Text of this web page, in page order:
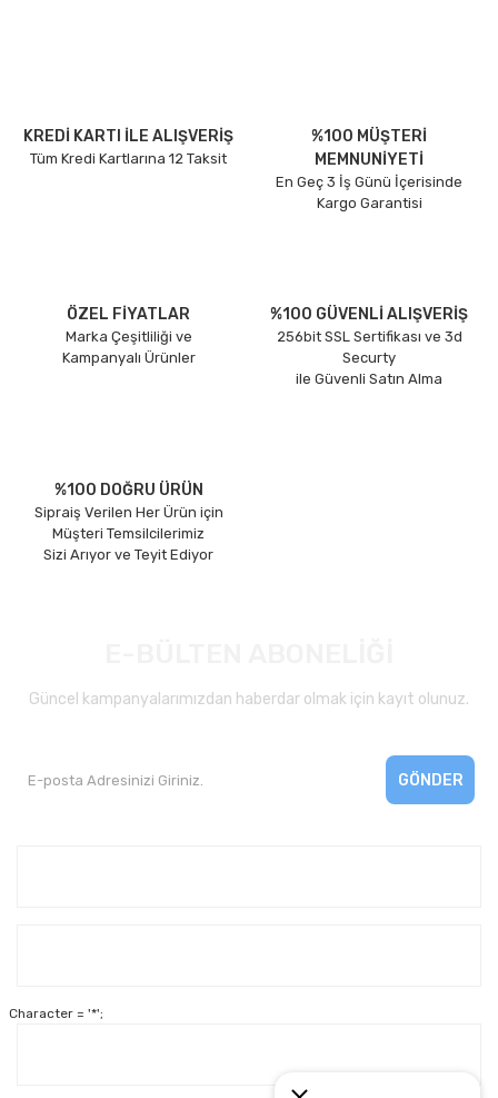
KREDİ KARTI İLE ALIŞVERİŞ
Tüm Kredi Kartlarına 12 Taksit
%100 MÜŞTERİ
MEMNUNİYETİ
En Geç 3 İş Günü İçerisinde
Kargo Garantisi
ÖZEL FİYATLAR
Marka Çeşitliliği ve
Kampanyalı Ürünler
%100 GÜVENLİ ALIŞVERİŞ
256bit SSL Sertifikası ve 3d
Securty
ile Güvenli Satın Alma
%100 DOĞRU ÜRÜN
Sipraiş Verilen Her Ürün için
Müşteri Temsilcilerimiz
Sizi Arıyor ve Teyit Ediyor
Güncel kampanyalarımızdan haberdar olmak için kayıt olunuz.
GÖNDER
Character = '*';